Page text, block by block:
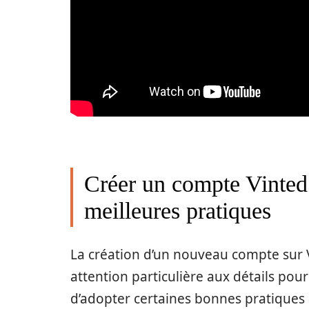
Créer un compte
meilleures pratiques
La création d’un nouveau compte
attention particulière aux détails
d’adopter certaines bonnes